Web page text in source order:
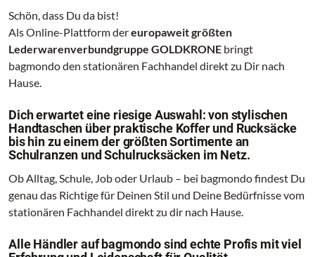
Schön, dass Du da bist!
Als Online-Plattform dereuropaweit größten
Lederwarenverbundgruppe GOLDKRONE bringt
bagmondo den stationären Fachhandel direkt zu Dir nach
Hause.
Dich erwartet eine riesige Auswahl: von stylischen
Handtaschen über praktische Koffer und Rucksäcke
bis hin zu einem der größten Sortimente an
Schulranzen und Schulrucksäcken im Netz.
Ob Alltag, Schule, Job oder Urlaub – bei bagmondo findest Du
genau das Richtige für Deinen Stil und Deine Bedürfnisse vom
stationären Fachhandel direkt zu dir nach Hause.
Alle Händler auf bagmondo sind echte Profis mit viel